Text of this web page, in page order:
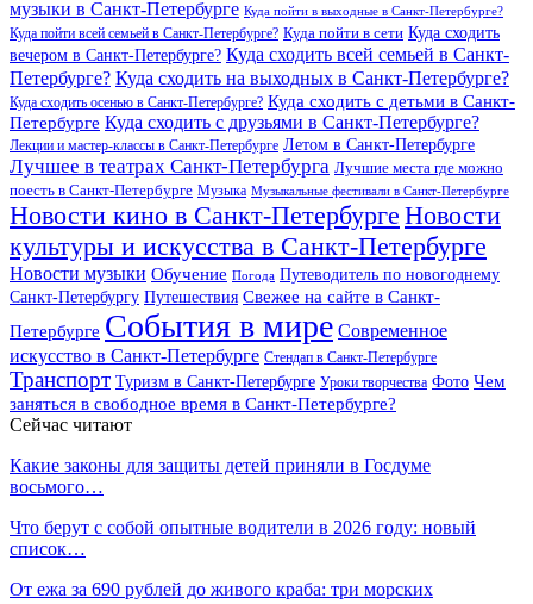
музыки в Санкт-Петербурге Куда пойти в выходные в Санкт-Петербурге?
Куда пойти всей семьей в Санкт-Петербурге? Куда пойти в сети Куда сходить
вечером в Санкт-Петербурге? Куда сходить всей семьей в Санкт-
Петербурге? Куда сходить на выходных в Санкт-Петербурге?
Куда сходить осенью в Санкт-Петербурге? Куда сходить с детьми в Санкт-
Петербурге Куда сходить с друзьями в Санкт-Петербурге?
Лекции и мастер-классы в Санкт-Петербурге Летом в Санкт-Петербурге
Лучшее в театрах Санкт-Петербурга Лучшие места где можно
поесть в Санкт-Петербурге Музыка Музыкальные фестивали в Санкт-Петербурге
Новости кино в Санкт-Петербурге Новости
культуры и искусства в Санкт-Петербурге
Новости музыки Обучение Погода Путеводитель по новогоднему
Санкт-Петербургу Путешествия Свежее на сайте в Санкт-
Петербурге События в мире Современное
искусство в Санкт-Петербурге Стендап в Санкт-Петербурге
Транспорт Туризм в Санкт-Петербурге Уроки творчества Фото Чем
заняться в свободное время в Санкт-Петербурге?
Сейчас читают
Какие законы для защиты детей приняли в Госдуме
восьмого…
Что берут с собой опытные водители в 2026 году: новый
список…
От ежа за 690 рублей до живого краба: три морских